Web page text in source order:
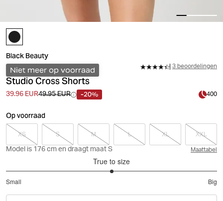
Black Beauty
Niet meer op voorraad
Studio Cross Shorts
3 beoordelingen
39.96 EUR49.95 EUR -20% 400
Op voorraad
XS S M L XL XXL
Model is 176 cm en draagt maat S Maattabel
True to size
Small Big
out
of